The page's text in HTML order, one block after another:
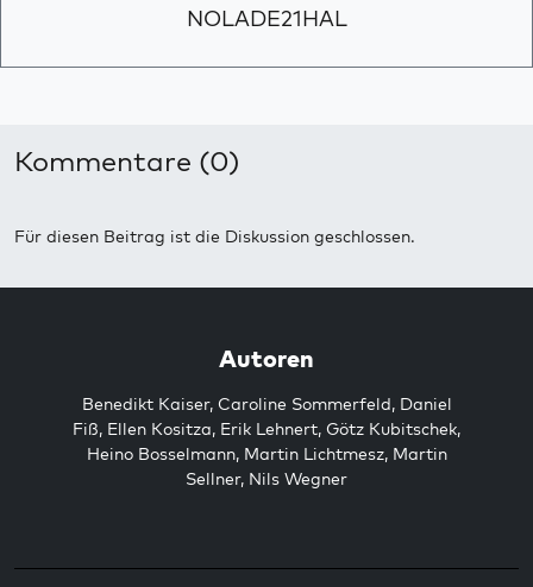
NOLADE21HAL
Kommentare (0)
Für diesen Beitrag ist die Diskussion geschlossen.
Autoren
Benedikt Kaiser, Caroline Sommerfeld, Daniel
Fiß, Ellen Kositza, Erik Lehnert, Götz Kubitschek,
Heino Bosselmann, Martin Lichtmesz, Martin
Sellner, Nils Wegner